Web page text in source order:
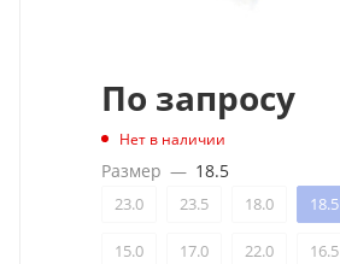
По запросу
Нет в наличии
Размер — 18.5
23.0 23.5 18.0 18.5
15.0 17.0 22.0 16.5